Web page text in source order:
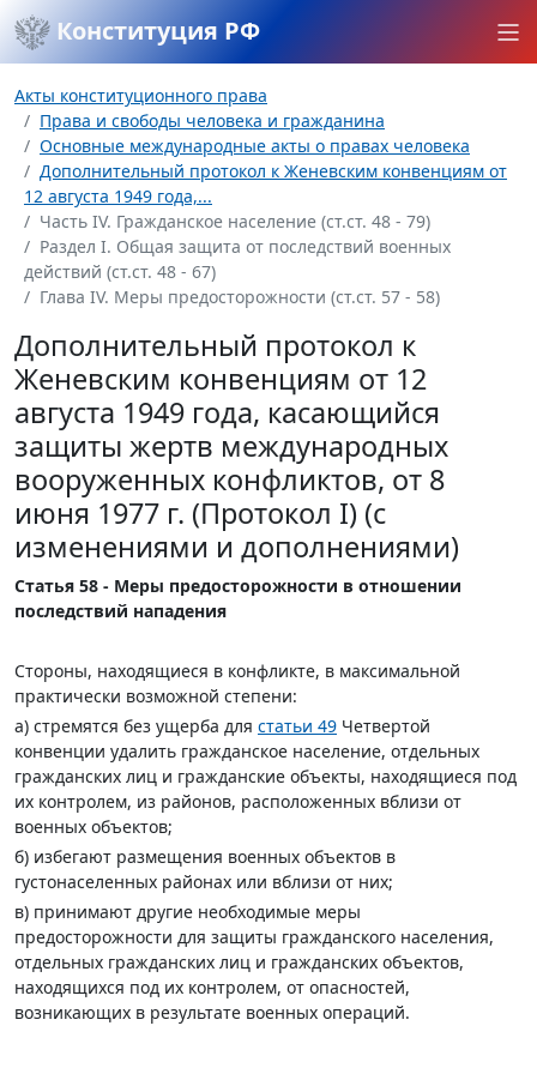
Конституция РФ
Акты конституционного права
Права и свободы человека и гражданина
Основные международные акты о правах человека
Дополнительный протокол к Женевским конвенциям от
12 августа 1949 года,...
Часть IV. Гражданское население (ст.ст. 48 - 79)
Раздел I. Общая защита от последствий военных
действий (ст.ст. 48 - 67)
Глава IV. Меры предосторожности (ст.ст. 57 - 58)
Дополнительный протокол к
Женевским конвенциям от 12
августа 1949 года, касающийся
защиты жертв международных
вооруженных конфликтов, от 8
июня 1977 г. (Протокол I) (с
изменениями и дополнениями)
Статья 58 - Меры предосторожности в отношении
последствий нападения
Стороны, находящиеся в конфликте, в максимальной
практически возможной степени:
а) стремятся без ущерба для статьи 49 Четвертой
конвенции удалить гражданское население, отдельных
гражданских лиц и гражданские объекты, находящиеся под
их контролем, из районов, расположенных вблизи от
военных объектов;
б) избегают размещения военных объектов в
густонаселенных районах или вблизи от них;
в) принимают другие необходимые меры
предосторожности для защиты гражданского населения,
отдельных гражданских лиц и гражданских объектов,
находящихся под их контролем, от опасностей,
возникающих в результате военных операций.